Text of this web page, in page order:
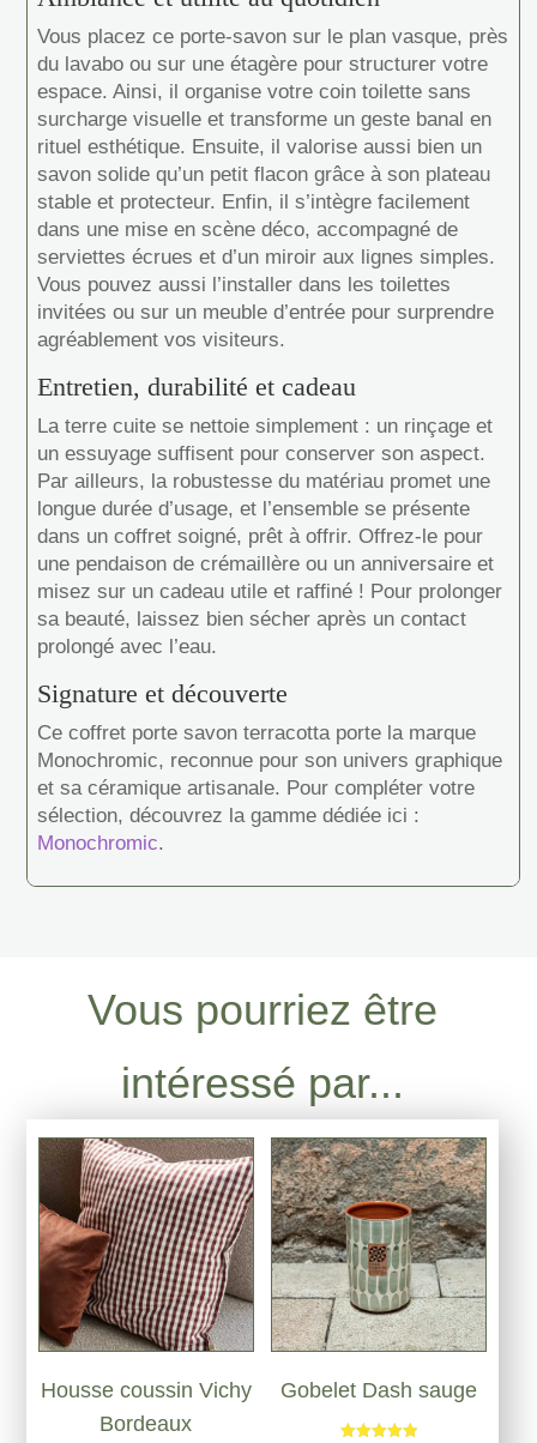
Vous placez ce porte-savon sur le plan vasque, près
du lavabo ou sur une étagère pour structurer votre
espace. Ainsi, il organise votre coin toilette sans
surcharge visuelle et transforme un geste banal en
rituel esthétique. Ensuite, il valorise aussi bien un
savon solide qu’un petit flacon grâce à son plateau
stable et protecteur. Enfin, il s’intègre facilement
dans une mise en scène déco, accompagné de
serviettes écrues et d’un miroir aux lignes simples.
Vous pouvez aussi l’installer dans les toilettes
invitées ou sur un meuble d’entrée pour surprendre
agréablement vos visiteurs.
Entretien, durabilité et cadeau
La terre cuite se nettoie simplement : un rinçage et
un essuyage suffisent pour conserver son aspect.
Par ailleurs, la robustesse du matériau promet une
longue durée d’usage, et l’ensemble se présente
dans un coffret soigné, prêt à offrir. Offrez-le pour
une pendaison de crémaillère ou un anniversaire et
misez sur un cadeau utile et raffiné ! Pour prolonger
sa beauté, laissez bien sécher après un contact
prolongé avec l’eau.
Signature et découverte
Ce coffret porte savon terracotta porte la marque
Monochromic, reconnue pour son univers graphique
et sa céramique artisanale. Pour compléter votre
sélection, découvrez la gamme dédiée ici :
Monochromic.
Vous pourriez être
intéressé par...
Housse coussin Vichy
Bordeaux
Gobelet Dash sauge